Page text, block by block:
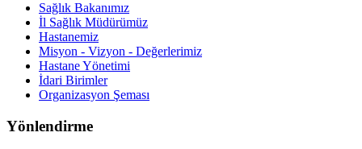
Sağlık Bakanımız
İl Sağlık Müdürümüz
Hastanemiz
Misyon - Vizyon - Değerlerimiz
Hastane Yönetimi
İdari Birimler
Organizasyon Şeması
Yönlendirme